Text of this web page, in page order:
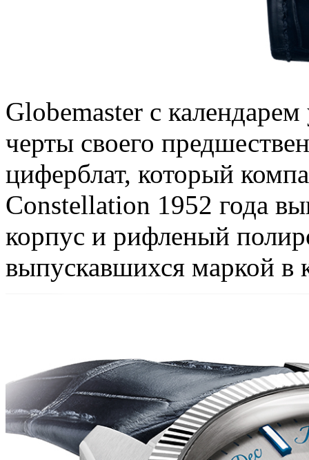
Globemaster с
черты своего
циферблат, который
Constellation 1952 года
корпус и рифленый
выпускавшихся маркой в